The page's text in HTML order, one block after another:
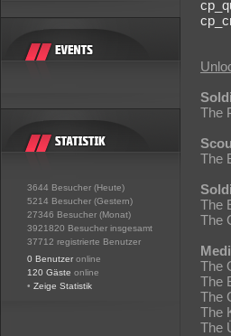
3644 Besucher (Heute)
5214 Besucher (Gestern)
27346 Besucher (Monat)
3921820 Besucher insgesamt
37712 registrierte Benutzer
0 Benutzer online
120 Gäste online
• Zeige Statistik
The
The
The
The
The
The
The
The
The